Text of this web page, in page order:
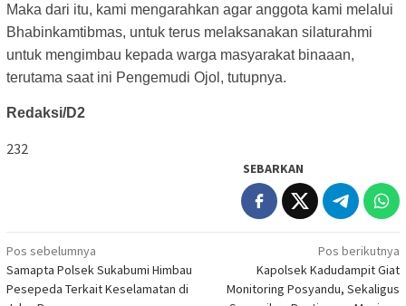
Maka dari itu, kami mengarahkan agar anggota kami melalui
Bhabinkamtibmas, untuk terus melaksanakan silaturahmi
untuk mengimbau kepada warga masyarakat binaaan,
terutama saat ini Pengemudi Ojol, tutupnya.
Redaksi/D2
232
SEBARKAN
Navigasi
pos
Pos sebelumnya
Samapta Polsek Sukabumi Himbau
Pesepeda Terkait Keselamatan di
Pos berikutnya
Kapolsek Kadudampit Giat
Monitoring Posyandu, Sekaligus